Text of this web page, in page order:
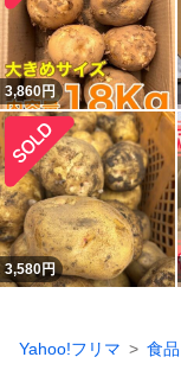
3,860円
3,580円
Yahoo!フリマ 食品